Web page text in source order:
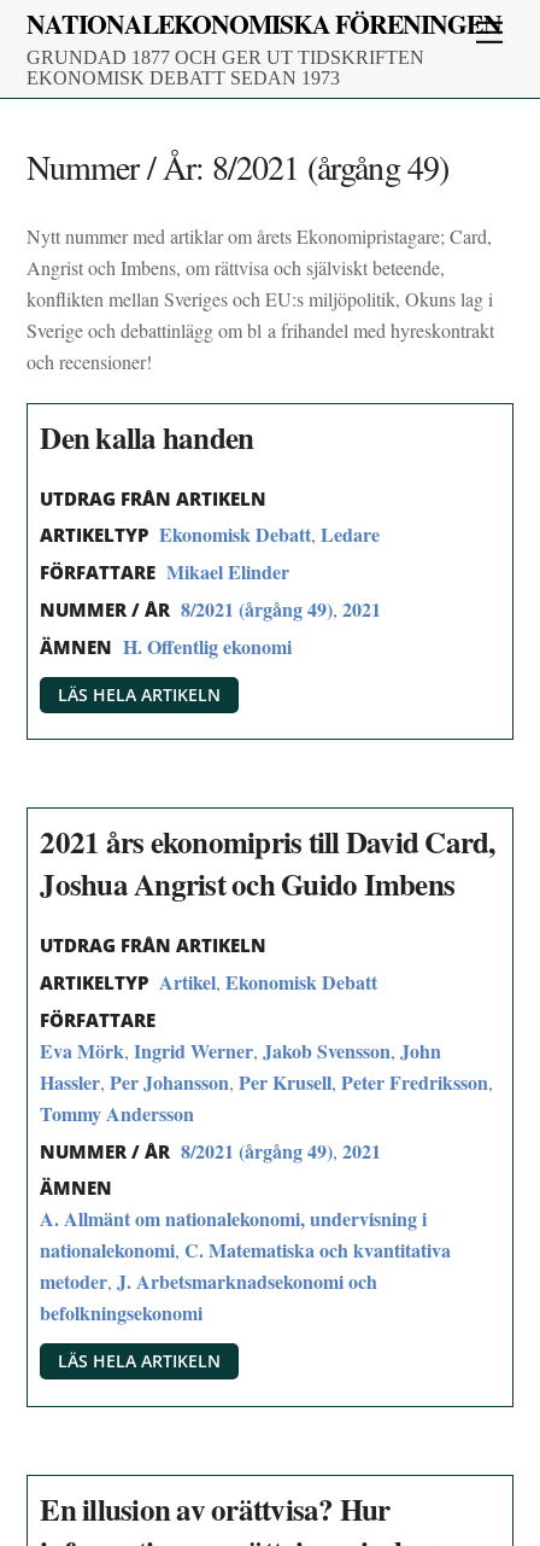
Skip
content
NATIONALEKONOMISKA FÖRENINGEN
GRUNDAD 1877 OCH GER UT TIDSKRIFTEN
EKONOMISK DEBATT SEDAN 1973
Nummer / År: 8/2021 (årgång 49)
Nytt nummer med artiklar om årets Ekonomipristagare; Card,
Angrist och Imbens, om rättvisa och själviskt beteende,
konflikten mellan Sveriges och EU:s miljöpolitik, Okuns lag i
Sverige och debattinlägg om bl a frihandel med hyreskontrakt
och recensioner!
Den kalla handen
UTDRAG FRÅN ARTIKELN
ARTIKELTYP Ekonomisk Debatt,Ledare
FÖRFATTARE Mikael Elinder
NUMMER / ÅR 8/2021 (årgång 49),2021
ÄMNEN H. Offentlig ekonomi
LÄS HELA ARTIKELN
2021 års ekonomipris till David Card,
Joshua Angrist och Guido Imbens
UTDRAG FRÅN ARTIKELN
ARTIKELTYP Artikel,Ekonomisk Debatt
FÖRFATTARE
Eva Mörk,Ingrid Werner,Jakob Svensson,John
Hassler,Per Johansson,Per Krusell,Peter Fredriksson,
Tommy Andersson
NUMMER / ÅR 8/2021 (årgång 49),2021
ÄMNEN
A. Allmänt om nationalekonomi, undervisning i
nationalekonomi,C. Matematiska och kvantitativa
metoder,J. Arbetsmarknadsekonomi och
befolkningsekonomi
LÄS HELA ARTIKELN
En illusion av orättvisa? Hur